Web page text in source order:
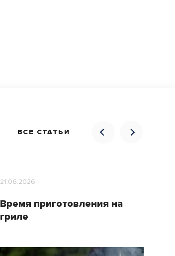
ВСЕ СТАТЬИ
21.06.2026
Время приготовления на
гриле